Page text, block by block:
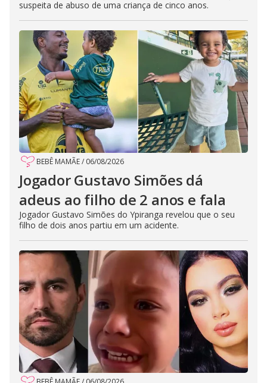
suspeita de abuso de uma criança de cinco anos.
BEBÊ MAMÃE/ 06/08/2026
Jogador Gustavo Simões dá
adeus ao filho de 2 anos e fala
Jogador Gustavo Simões do Ypiranga revelou que o seu
filho de dois anos partiu em um acidente.